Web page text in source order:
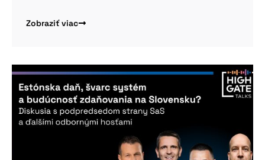
Zobraziť viac